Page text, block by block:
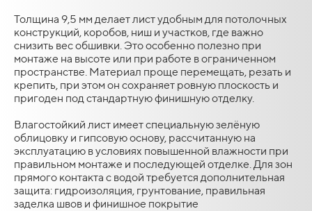
Толщина 9,5 мм делает лист удобным для потолочных
конструкций, коробов, ниш и участков, где важно
снизить вес обшивки. Это особенно полезно при
монтаже на высоте или при работе в ограниченном
пространстве. Материал проще перемещать, резать и
крепить, при этом он сохраняет ровную плоскость и
пригоден под стандартную финишную отделку.
Влагостойкий лист имеет специальную зелёную
облицовку и гипсовую основу, рассчитанную на
эксплуатацию в условиях повышенной влажности при
правильном монтаже и последующей отделке. Для зон
прямого контакта с водой требуется дополнительная
защита: гидроизоляция, грунтование, правильная
заделка швов и финишное покрытие